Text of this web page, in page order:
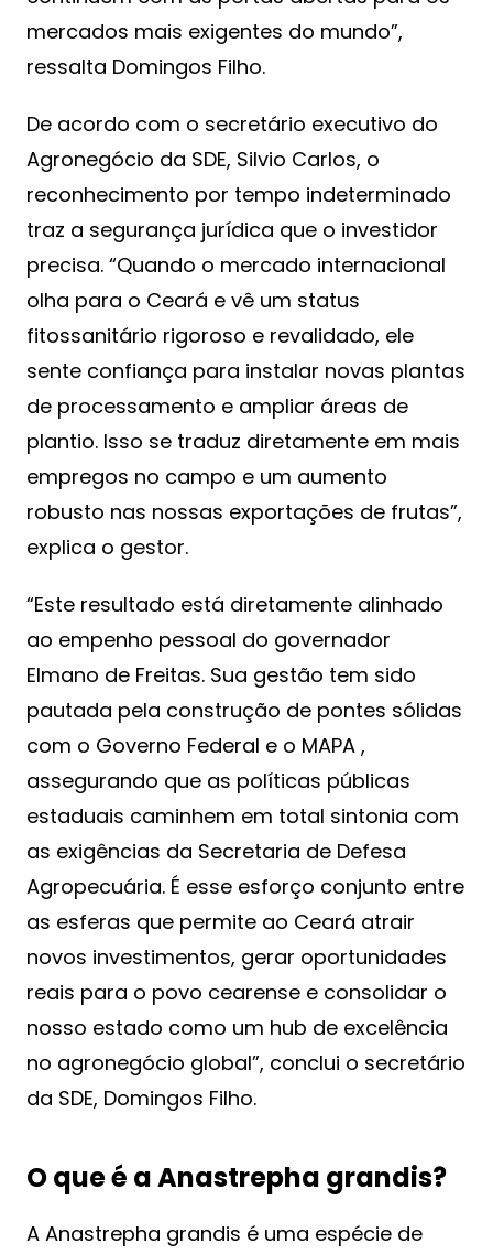
mercados mais exigentes do mundo”,
ressalta Domingos Filho.
De acordo com o secretário executivo do
Agronegócio da SDE, Silvio Carlos, o
reconhecimento por tempo indeterminado
traz a segurança jurídica que o investidor
precisa. “Quando o mercado internacional
olha para o Ceará e vê um status
fitossanitário rigoroso e revalidado, ele
sente confiança para instalar novas plantas
de processamento e ampliar áreas de
plantio. Isso se traduz diretamente em mais
empregos no campo e um aumento
robusto nas nossas exportações de frutas”,
explica o gestor.
“Este resultado está diretamente alinhado
ao empenho pessoal do governador
Elmano de Freitas. Sua gestão tem sido
pautada pela construção de pontes sólidas
com o Governo Federal e o MAPA ,
assegurando que as políticas públicas
estaduais caminhem em total sintonia com
as exigências da Secretaria de Defesa
Agropecuária. É esse esforço conjunto entre
as esferas que permite ao Ceará atrair
novos investimentos, gerar oportunidades
reais para o povo cearense e consolidar o
nosso estado como um hub de excelência
no agronegócio global”, conclui o secretário
da SDE, Domingos Filho.
O que é a Anastrepha grandis?
A Anastrepha grandis é uma espécie de